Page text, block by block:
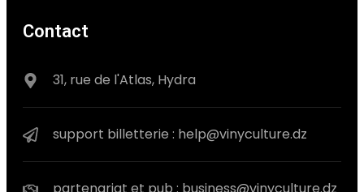
Contact
31, rue de l'Atlas, Hydra
support billetterie : help@vinyculture.dz